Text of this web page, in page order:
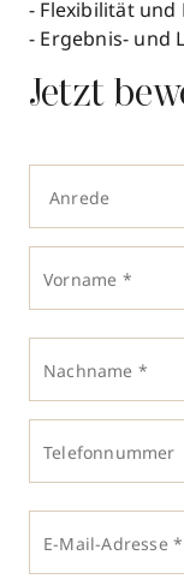
- Flexibilität und
- Ergebnis- und
Jetzt
Anrede
Vorname *
Nachname *
Telefonnummer
E-Mail-Adresse *